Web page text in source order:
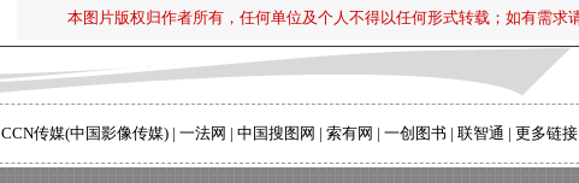
本图片版权归作者所有，任何单位及个人不得以任何形式转载；如有需求
CCN传媒(中国影像传媒) | 一法网 | 中国搜图网 | 索有网 | 一创图书 | 联智通 | 更多链接